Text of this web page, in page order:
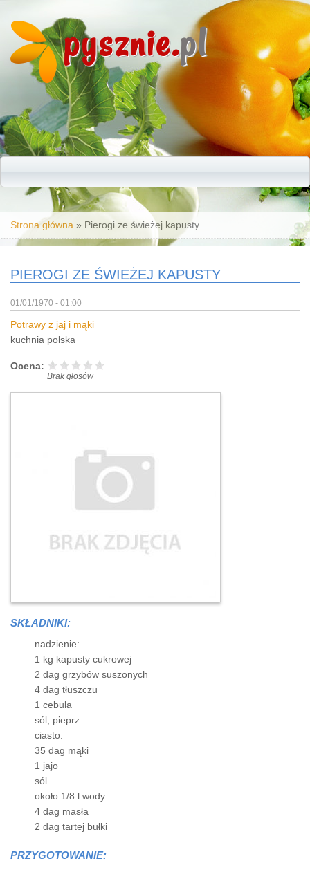
pysznie.pl
Jesteś tutaj
Strona główna » Pierogi ze świeżej kapusty
PIEROGI ZE ŚWIEŻEJ KAPUSTY
01/01/1970 - 01:00
Potrawy z jaj i mąki
kuchnia polska
Ocena:
Brak głosów
SKŁADNIKI:
nadzienie:
1 kg kapusty cukrowej
2 dag grzybów suszonych
4 dag tłuszczu
1 cebula
sól, pieprz
ciasto:
35 dag mąki
1 jajo
sól
około 1/8 l wody
4 dag masła
2 dag tartej bułki
PRZYGOTOWANIE: